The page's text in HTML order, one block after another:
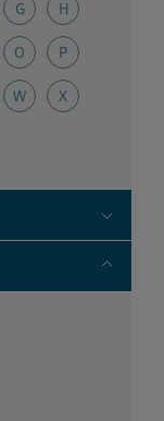
G H
O P
W X
Toggle
Toggle